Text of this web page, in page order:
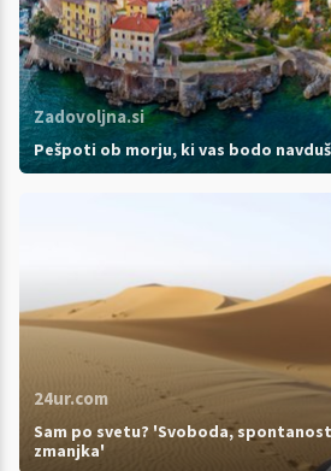
Zadovoljna.si
Pešpoti ob morju, ki vas bodo
24ur.com
Sam po svetu? 'Svoboda,
zmanjka'